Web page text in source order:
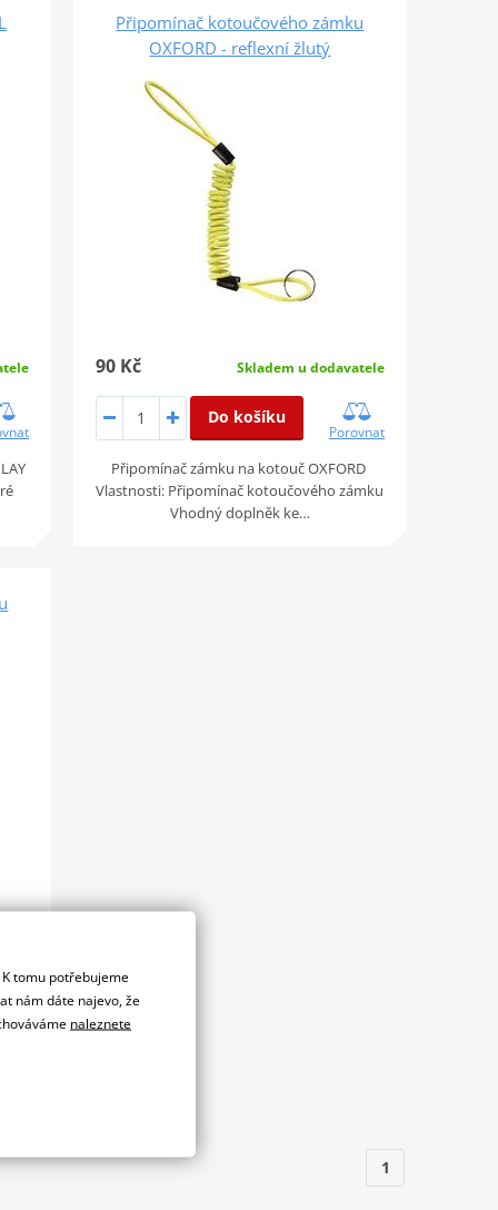
Připomínač kotoučového zámku
OXFORD - reflexní žlutý
90 Kč Skladem u dodavatele
Do košíku
Porovnat
Připomínač zámku na kotouč OXFORD
Vlastnosti: Připomínač kotoučového zámku
Vhodný doplněk ke…
1
tomu potřebujeme
nám dáte najevo, že
naleznete